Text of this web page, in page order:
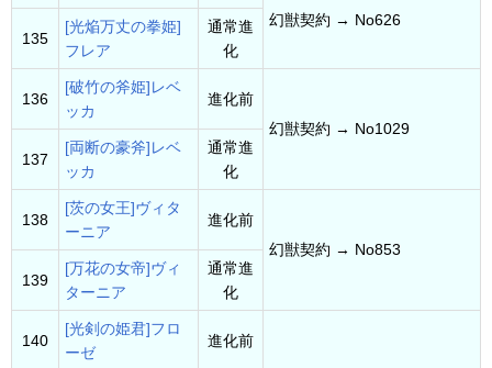
幻獣契約 → No626
135
[光焔万丈の拳姫]
フレア
通常進
化
136
[破竹の斧姫]レベ
ッカ
進化前
幻獣契約 → No1029
137
[両断の豪斧]レベ
ッカ
通常進
化
138
[茨の女王]ヴィタ
ーニア
進化前
幻獣契約 → No853
139
[万花の女帝]ヴィ
ターニア
通常進
化
140
[光剣の姫君]フロ
ーゼ
進化前